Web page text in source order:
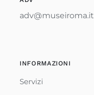
adv@museiroma.it
INFORMAZIONI
Servizi